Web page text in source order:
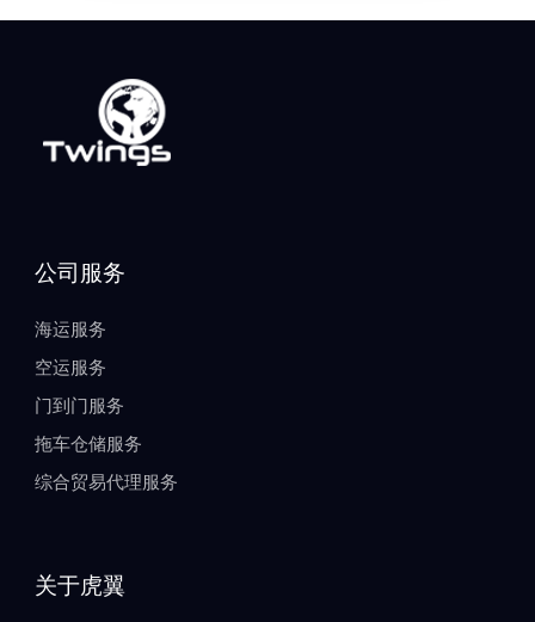
公司服务
海运服务
空运服务
门到门服务
拖车仓储服务
综合贸易代理服务
关于虎翼